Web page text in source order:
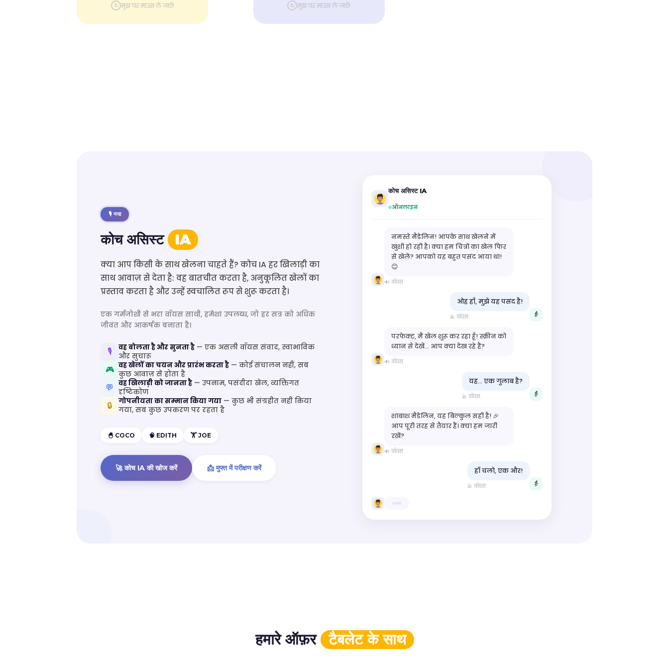
↻ मुझ पर माउस ले जाएँ! ↻ मुझ पर माउस ले जाएँ!
🎙️ नया
कोच असिस्ट IA
क्या आप किसी के साथ खेलना चाहते हैं? कोच IA हर खिलाड़ी का
साथ आवाज़ से देता है: वह बातचीत करता है, अनुकूलित खेलों का
प्रस्ताव करता है और उन्हें स्वचालित रूप से शुरू करता है।
एक गर्मजोशी से भरा वॉयस साथी, हमेशा उपलब्ध, जो हर सत्र को अधिक
जीवंत और आकर्षक बनाता है।
🎙️ वह बोलता है और सुनता है — एक असली वॉयस संवाद, स्वाभाविक
और सुचारू
🎮 वह खेलों का चयन और प्रारंभ करता है — कोई संचालन नहीं, सब
कुछ आवाज़ से होता है
💬 वह खिलाड़ी को जानता है — उपनाम, पसंदीदा खेल, व्यक्तिगत
दृष्टिकोण
🔒 गोपनीयता का सम्मान किया गया — कुछ भी संग्रहीत नहीं किया
गया, सब कुछ उपकरण पर रहता है
🐣 COCO 🧠 EDITH 🏋️ JOE
🚀 कोच IA की खोज करें 📩 मुफ्त में परीक्षण करें
कोच असिस्ट IA
ऑनलाइन
नमस्ते मैडेलिन! आपके साथ खेलने में
खुशी हो रही है। क्या हम चित्रों का खेल फिर
से खेलें? आपको यह बहुत पसंद आया था!
😊
🔊 वॉयस
👵
ओह हाँ, मुझे यह पसंद है!
🎤 वॉयस
परफेक्ट, मैं खेल शुरू कर रहा हूँ! स्क्रीन को
ध्यान से देखें… आप क्या देख रहे हैं?
🔊 वॉयस
👵
यह… एक गुलाब है?
🎤 वॉयस
शाबाश मैडेलिन, यह बिल्कुल सही है! 🎉
आप पूरी तरह से तैयार हैं। क्या हम जारी
रखें?
🔊 वॉयस
👵
हाँ चलो, एक और!
🎤 वॉयस
हमारे ऑफ़र टैबलेट के साथ